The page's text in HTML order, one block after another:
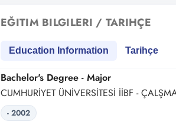
EĞITIM BILGILERI / TARIHÇE
Education Information Tarihçe
Bachelor's Degree - Major
CUMHURİYET ÜNİVERSİTESİ İİBF -
- 2002